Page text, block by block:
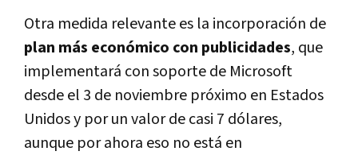
Otra medida relevante es la incorporación de
plan más económico con publicidades, que
implementará con soporte de Microsoft
desde el 3 de noviembre próximo en Estados
Unidos y por un valor de casi 7 dólares,
aunque por ahora eso no está en